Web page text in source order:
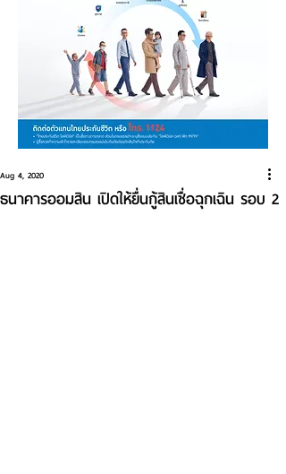
ธนาคารออมสิน เปิดให้ยื่นกู้สินเชื่อฉุกเฉิน รอบ 2
Aug 4, 2020